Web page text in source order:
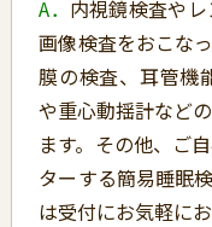
A． 内視鏡検査や
画像検査をおこな
膜の検査、耳管機
や重心動揺計など
ます。その他、ご
ターする簡易睡眠
は受付にお気軽に